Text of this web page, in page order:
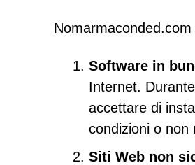
Software in
Internet.
accettare di
condizioni o non
Siti Web non